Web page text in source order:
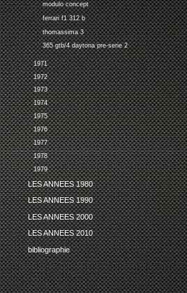
modulo concept
ferrari f1 312 b
thomassima 3
365 gtb/4 daytona pre-serie 2
1971
1972
1973
1974
1975
1976
1977
1978
1979
LES ANNEES 1980
LES ANNEES 1990
LES ANNEES 2000
LES ANNEES 2010
bibliographie